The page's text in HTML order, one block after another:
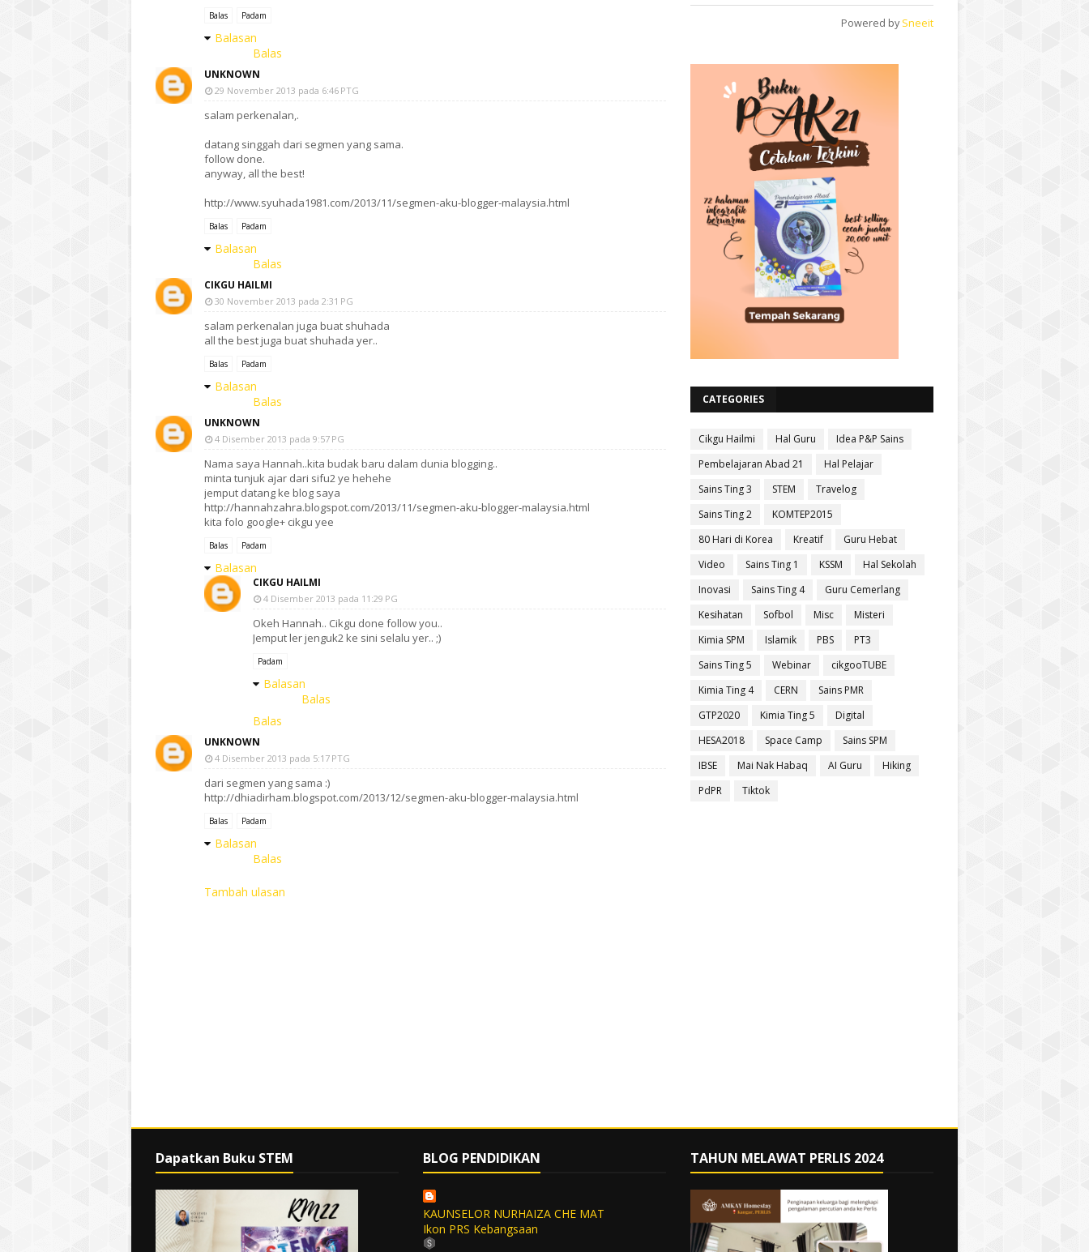
Balas Padam
Balasan
Balas
UNKNOWN
29 November 2013 pada 6:46 PTG
salam perkenalan,.
datang singgah dari segmen yang sama.
follow done.
anyway, all the best!
http://www.syuhada1981.com/2013/11/segmen-aku-blogger-malaysia.html
Balas Padam
Balasan
Balas
CIKGU HAILMI
30 November 2013 pada 2:31 PG
salam perkenalan juga buat shuhada
all the best juga buat shuhada yer..
Balas Padam
Balasan
Balas
UNKNOWN
4 Disember 2013 pada 9:57 PG
Nama saya Hannah..kita budak baru dalam dunia blogging..
minta tunjuk ajar dari sifu2 ye hehehe
jemput datang ke blog saya
http://hannahzahra.blogspot.com/2013/11/segmen-aku-blogger-malaysia.html
kita folo google+ cikgu yee
Balas Padam
Balasan
CIKGU HAILMI
4 Disember 2013 pada 11:29 PG
Okeh Hannah.. Cikgu done follow you..
Jemput ler jenguk2 ke sini selalu yer.. ;)
Padam
Balasan
Balas
Balas
UNKNOWN
4 Disember 2013 pada 5:17 PTG
dari segmen yang sama :)
http://dhiadirham.blogspot.com/2013/12/segmen-aku-blogger-malaysia.html
Balas Padam
Balasan
Balas
Tambah ulasan
Powered by Sneeit
CATEGORIES
Cikgu Hailmi Hal Guru
Idea P&P Sains
Pembelajaran Abad 21
Hal Pelajar
Sains Ting 3
STEM
Travelog
Sains Ting 2
KOMTEP2015
80 Hari di Korea
Kreatif
Guru Hebat
Video
Sains Ting 1 KSSM
Hal Sekolah
Inovasi
Sains Ting 4
Guru Cemerlang
Kesihatan
Sofbol Misc
Misteri
Kimia SPM
Islamik PBS
PT3
Sains Ting 5
Webinar
cikgooTUBE
Kimia Ting 4
CERN
Sains PMR
GTP2020
Kimia Ting 5
Digital
HESA2018
Space Camp
Sains SPM
IBSE
Mai Nak Habaq AI Guru
Hiking
PdPR
Tiktok
Dapatkan Buku STEM BLOG PENDIDIKAN
KAUNSELOR NURHAIZA CHE MAT
Ikon PRS Kebangsaan
TAHUN MELAWAT PERLIS 2024